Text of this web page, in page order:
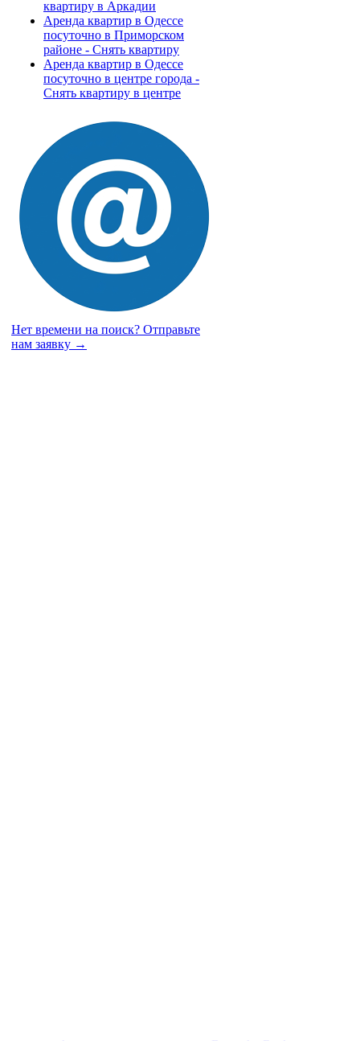
квартиру в Аркадии
Аренда квартир в Одессе
посуточно в Приморском
районе - Снять квартиру
Аренда квартир в Одессе
посуточно в центре города -
Снять квартиру в центре
Нет времени на поиск? Отправьте
нам заявку →